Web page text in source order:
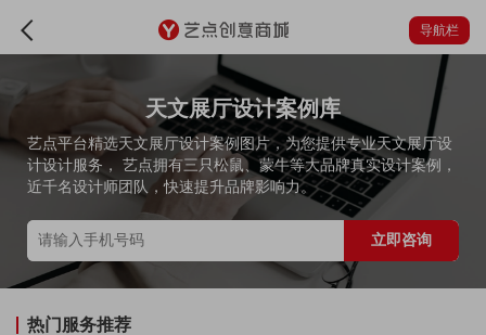
导航栏
天文展厅设计案例库
艺点平台精选天文展厅设计案例图片，为您提供专业天文展厅设
计设计服务， 艺点拥有三只松鼠、蒙牛等大品牌真实设计案例，
近千名设计师团队，快速提升品牌影响力。
立即咨询
热门服务推荐